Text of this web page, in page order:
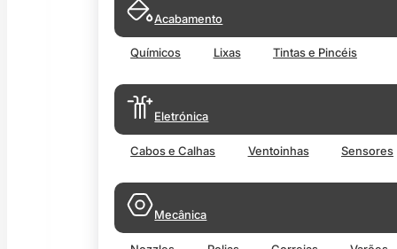
Acabamento
Químicos Lixas Tintas e Pincéis
Eletrónica
Cabos e Calhas Ventoinhas Sensores
Mecânica